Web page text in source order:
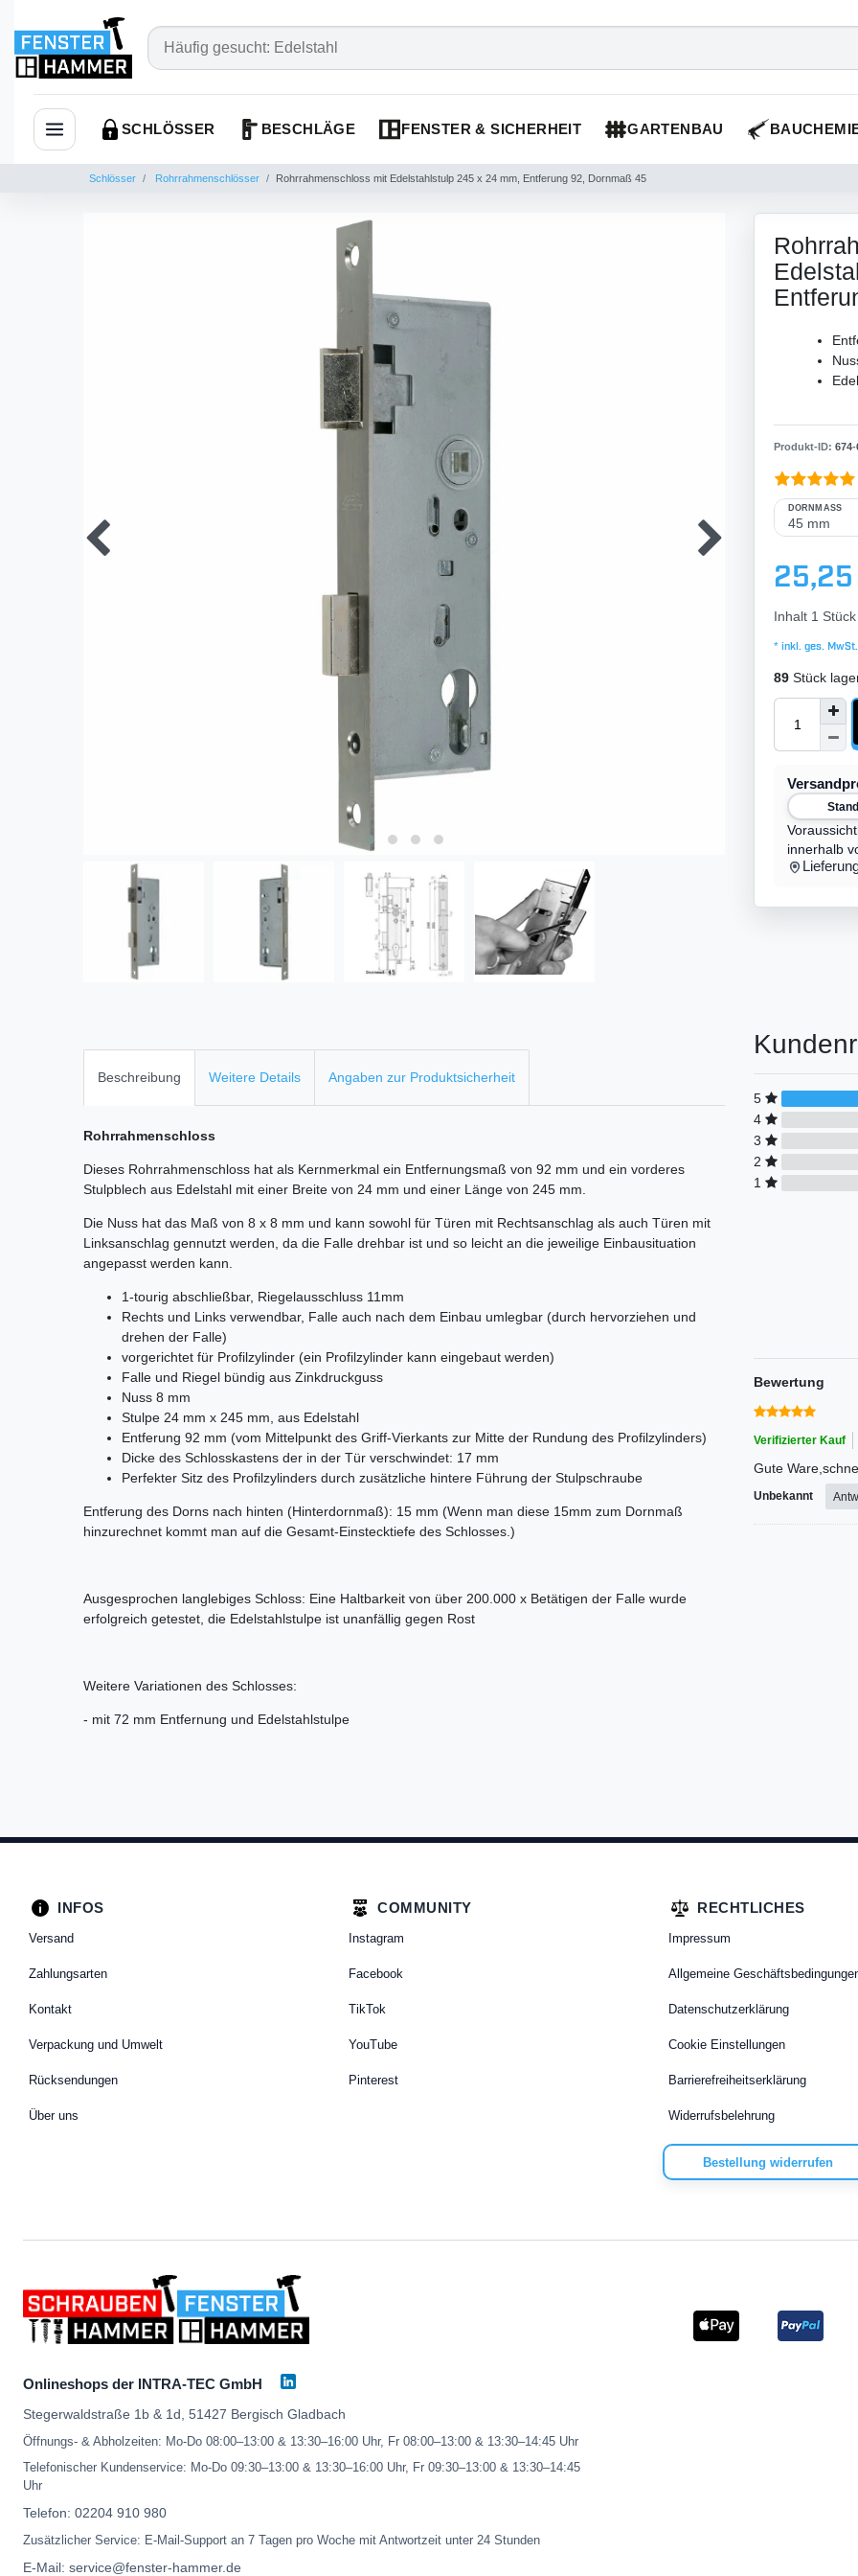
Navigation öffnen
SCHLÖSSER BESCHLÄGE FENSTER & SICHERHEIT GARTENBAU
Schlösser Rohrrahmenschlösser Rohrrahmenschloss mit Edelstahlstulp 245 x 24 mm, Entferung 92, Dornmaß 45
Produkt-ID: 674-
DORNMASS
25,25
Inhalt 1 Stück
* inkl. ges.
89 Stück
innerhalb
Beschreibung Weitere Details Angaben zur Produktsicherheit
Rohrrahmenschloss
Dieses Rohrrahmenschloss hat als Kernmerkmal ein Entfernungsmaß von 92 mm und ein vorderes
Stulpblech aus Edelstahl mit einer Breite von 24 mm und einer Länge von 245 mm.
Die Nuss hat das Maß von 8 x 8 mm und kann sowohl für Türen mit Rechtsanschlag als auch Türen mit
Linksanschlag gennutzt werden, da die Falle drehbar ist und so leicht an die jeweilige Einbausituation
angepasst werden kann.
1-tourig abschließbar, Riegelausschluss 11mm
Rechts und Links verwendbar, Falle auch nach dem Einbau umlegbar (durch hervorziehen und
drehen der Falle)
vorgerichtet für Profilzylinder (ein Profilzylinder kann eingebaut werden)
Falle und Riegel bündig aus Zinkdruckguss
Nuss 8 mm
Stulpe 24 mm x 245 mm, aus Edelstahl
Entferung 92 mm (vom Mittelpunkt des Griff-Vierkants zur Mitte der Rundung des Profilzylinders)
Dicke des Schlosskastens der in der Tür verschwindet: 17 mm
Perfekter Sitz des Profilzylinders durch zusätzliche hintere Führung der Stulpschraube
Entferung des Dorns nach hinten (Hinterdornmaß): 15 mm (Wenn man diese 15mm zum Dornmaß
hinzurechnet kommt man auf die Gesamt-Einstecktiefe des Schlosses.)
Ausgesprochen langlebiges Schloss: Eine Haltbarkeit von über 200.000 x Betätigen der Falle wurde
erfolgreich getestet, die Edelstahlstulpe ist unanfällig gegen Rost
Weitere Variationen des Schlosses:
- mit 72 mm Entfernung und Edelstahlstulpe
5
4
3
2
1
Bewertung
Verifizierter Kauf
Gute
Unbekannt
INFOS
Versand
Zahlungsarten
Kontakt
Verpackung und Umwelt
Rücksendungen
Über uns
COMMUNITY
Instagram
Facebook
TikTok
YouTube
Pinterest
RECHTLICHES
Impressum
Allgemeine
Datenschutzerklärung
Cookie Einstellungen
Barrierefreiheitserklärung
Widerrufsbelehrung
Bestellung widerrufen
Onlineshops der INTRA-TEC GmbH
Stegerwaldstraße 1b & 1d, 51427 Bergisch Gladbach
Öffnungs- & Abholzeiten: Mo-Do 08:00–13:00 & 13:30–16:00 Uhr, Fr 08:00–13:00 & 13:30–14:45 Uhr
Telefonischer Kundenservice: Mo-Do 09:30–13:00 & 13:30–16:00 Uhr, Fr 09:30–13:00 & 13:30–14:45
Uhr
Telefon: 02204 910 980
Zusätzlicher Service: E-Mail-Support an 7 Tagen pro Woche mit Antwortzeit unter 24 Stunden
E-Mail: service@fenster-hammer.de